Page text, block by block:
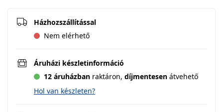
Házhozszállítással
Nem elérhető
Áruházi készletinformáció
12 áruházban raktáron, díjmentesen átvehető
Hol van készleten?